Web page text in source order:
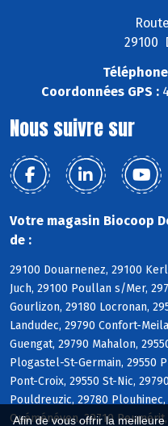
Afin de vous offrir la
29100
Coordonnées GPS :
Nous suivre sur
Votre magasin Biocoop
de :
29100 Douarnenez, 29100
Juch, 29100 Poullan s/Mer,
Gourlizon, 29180 Locronan,
Landudec, 29790 Confort-
Guengat, 29790 Mahalon,
Plogastel-St-Germain, 29550
Pont-Croix, 29550 St-Nic,
Pouldreuzic, 29780
Quéménéven, 29710